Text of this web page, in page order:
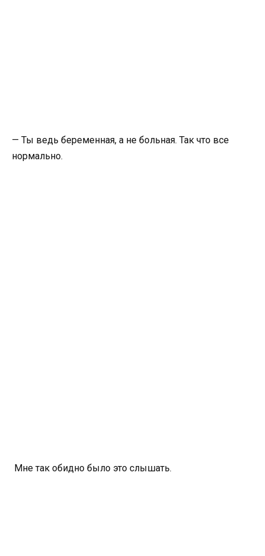
— Ты ведь беременная, а не больная. Так что все
нормально.
Мне так обидно было это слышать.